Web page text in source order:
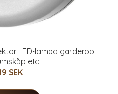
LED-lampa garderob
etc
SEK